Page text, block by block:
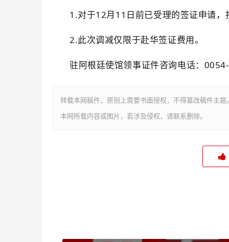
1.对于12月11日前已受理的签证申请，
2.此次调减仅限于赴华签证费用。
驻阿根廷使馆领事证件咨询电话：
转载本网稿件，原则上需要书面授权，不得篡改稿件主
本网所载内容或图片，若涉及侵权，请联系删除。